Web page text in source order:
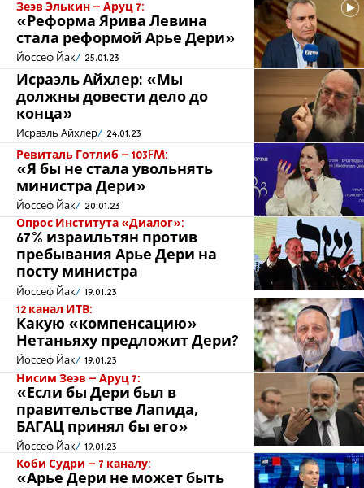
Зеэв Элькин – Аруц 7:
«Реформа Ярива Левина
стала реформой Арье Дери»
Йоссеф Йак 25.01.23
Исраэль Айхлер: «Мы
должны довести дело до
конца»
Исраэль Айхлер 24.01.23
Ревиталь Готлиб – 103FM:
«Я бы не стала увольнять
министра Дери»
Йоссеф Йак 20.01.23
Опрос Института «Диалог»:
67% израильтян против
пребывания Арье Дери на
посту министра
Йоссеф Йак 19.01.23
12 канал ИТВ:
Какую «компенсацию»
Нетаньяху предложит Дери?
Йоссеф Йак 19.01.23
Нисим Зеэв – Аруц 7:
«Если бы Дери был в
правительстве Лапида,
БАГАЦ принял бы его»
Йоссеф Йак 19.01.23
Коби Судри – 7 каналу:
«Арье Дери не может быть